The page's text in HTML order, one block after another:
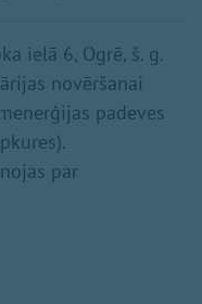
ielā 6, Ogrē, š. g.
novēršanai
padeves
par